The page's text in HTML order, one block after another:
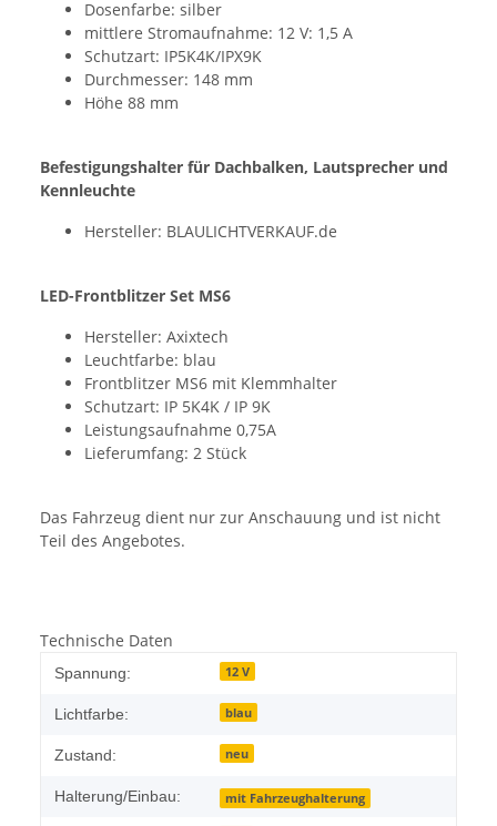
Dosenfarbe: silber
mittlere Stromaufnahme: 12 V: 1,5 A
Schutzart: IP5K4K/IPX9K
Durchmesser: 148 mm
Höhe 88 mm
Befestigungshalter für Dachbalken, Lautsprecher und
Kennleuchte
Hersteller: BLAULICHTVERKAUF.de
LED-Frontblitzer Set MS6
Hersteller: Axixtech
Leuchtfarbe: blau
Frontblitzer MS6 mit Klemmhalter
Schutzart: IP 5K4K / IP 9K
Leistungsaufnahme 0,75A
Lieferumfang: 2 Stück
Das Fahrzeug dient nur zur Anschauung und ist nicht
Teil des Angebotes.
Technische Daten
Spannung: 12 V
Lichtfarbe: blau
Zustand: neu
Halterung/Einbau: mit Fahrzeughalterung